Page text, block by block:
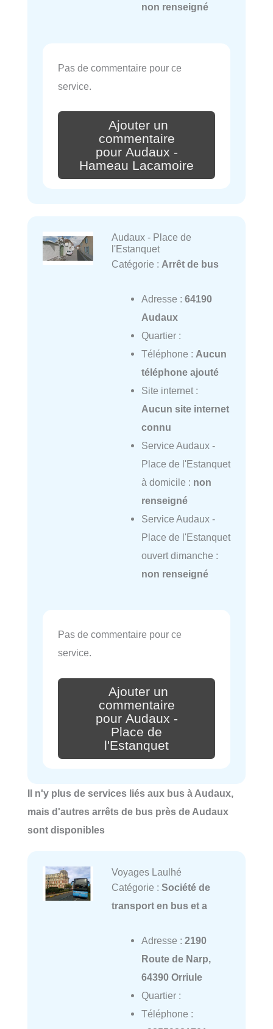
non renseigné
Pas de commentaire pour ce
service.
Ajouter un
commentaire
pour Audaux -
Hameau Lacamoire
Audaux - Place de
l'Estanquet
Catégorie : Arrêt de bus
Adresse : 64190
Audaux
Quartier :
Téléphone : Aucun
téléphone ajouté
Site internet :
Aucun site internet
connu
Service Audaux -
Place de l'Estanquet
à domicile : non
renseigné
Service Audaux -
Place de l'Estanquet
ouvert dimanche :
non renseigné
Pas de commentaire pour ce
service.
Ajouter un
commentaire
pour Audaux -
Place de
l'Estanquet
Il n'y plus de services liés aux bus à Audaux,
mais d'autres arrêts de bus près de Audaux
sont disponibles
Voyages Laulhé
Catégorie : Société de
transport en bus et a
Adresse : 2190
Route de Narp,
64390 Orriule
Quartier :
Téléphone :